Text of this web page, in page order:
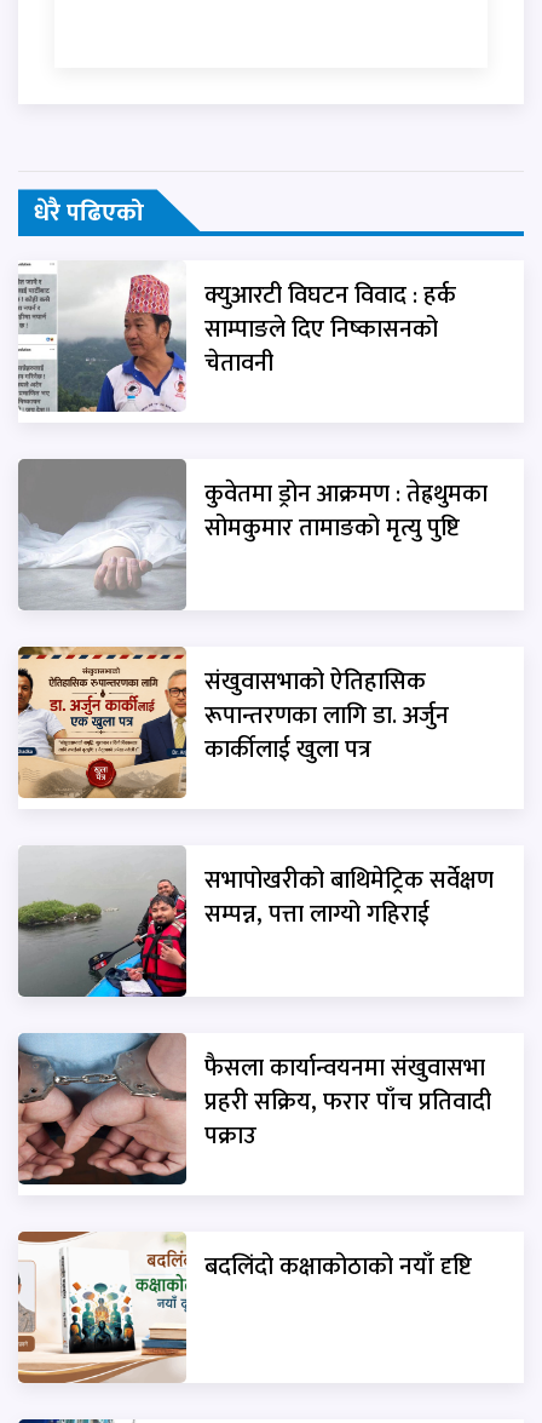
धेरै पढिएको
क्युआरटी विघटन विवाद : हर्क
साम्पाङले दिए निष्कासनको
चेतावनी
कुवेतमा ड्रोन आक्रमण : तेह्रथुमका
सोमकुमार तामाङको मृत्यु पुष्टि
संखुवासभाको ऐतिहासिक
रूपान्तरणका लागि डा. अर्जुन
कार्कीलाई खुला पत्र
सभापोखरीको बाथिमेट्रिक सर्वेक्षण
सम्पन्न, पत्ता लाग्यो गहिराई
फैसला कार्यान्वयनमा संखुवासभा
प्रहरी सक्रिय, फरार पाँच प्रतिवादी
पक्राउ
बदलिंदो कक्षाकोठाको नयाँ दृष्टि